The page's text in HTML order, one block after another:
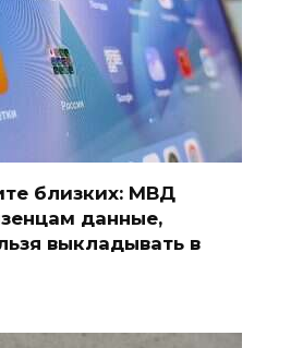
близких: МВД
данные,
выкладывать в